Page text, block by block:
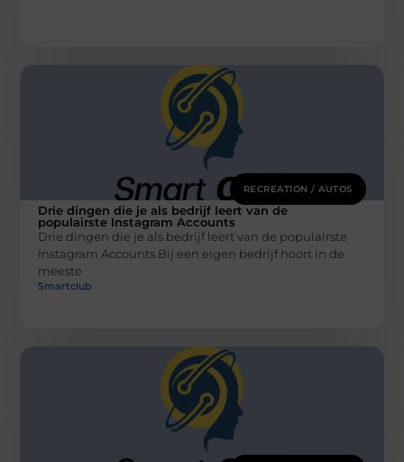
RECREATION / AUTOS
Drie dingen die je als bedrijf leert van de
populairste Instagram Accounts
Drie dingen die je als bedrijf leert van de populairste
Instagram Accounts Bij een eigen bedrijf hoort in de
meeste
Smartclub